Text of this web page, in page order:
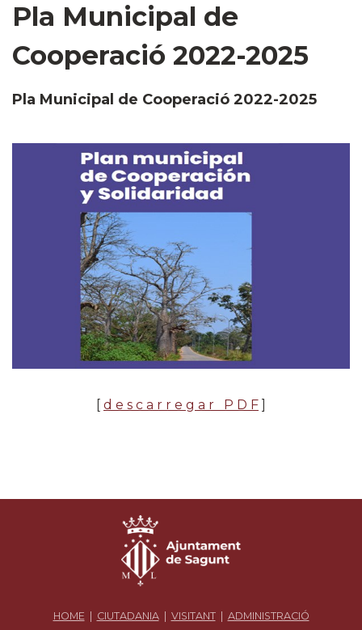
Pla Municipal de
Cooperació 2022-2025
Pla Municipal de Cooperació 2022-2025
[ d e s c a r r e g a r P D F ]
HOME| CIUTADANIA| VISITANT| ADMINISTRACIÓ